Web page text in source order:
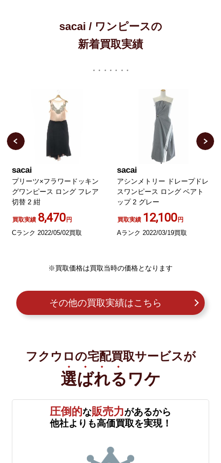
sacai / ワンピースの
新着買取実績
sacai
プリーツ×フラワードッキン
グワンピース ロング フレア
切替 2 紺
買取実績 8,470円
Cランク 2022/05/02買取
sacai
アシンメトリー ドレープドレ
スワンピース ロング ベアト
ップ 2 グレー
買取実績 12,100円
Aランク 2022/03/19買取
※買取価格は買取当時の価格となります
その他の買取実績はこちら
フクウロの宅配買取サービスが
選ばれる ワケ
圧倒的な販売力があるから
他社よりも高価買取を実現！